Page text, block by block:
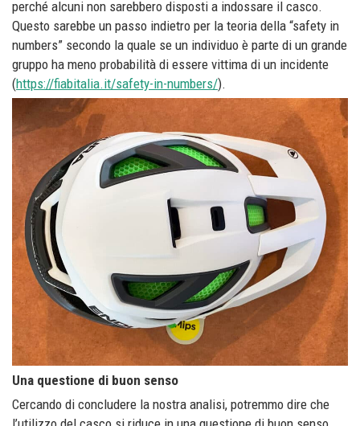
perché alcuni non sarebbero disposti a indossare il casco.
Questo sarebbe un passo indietro per la teoria della “safety in
numbers” secondo la quale se un individuo è parte di un grande
gruppo ha meno probabilità di essere vittima di un incidente
(https://fiabitalia.it/safety-in-numbers/).
Una questione di buon senso
Cercando di concludere la nostra analisi, potremmo dire che